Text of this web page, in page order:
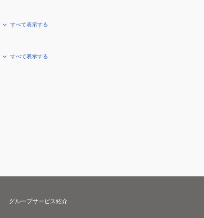
すべて表示する
すべて表示する
グループサービス紹介